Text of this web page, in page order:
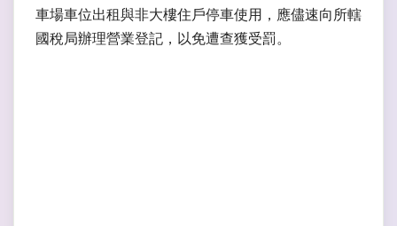
車場車位出租與非大樓住戶停車使用，應儘速向所轄
國稅局辦理營業登記，以免遭查獲受罰。